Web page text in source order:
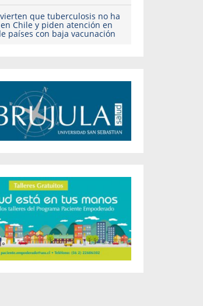
que tuberculosis no ha
Chile y piden atención en
países con baja vacunación